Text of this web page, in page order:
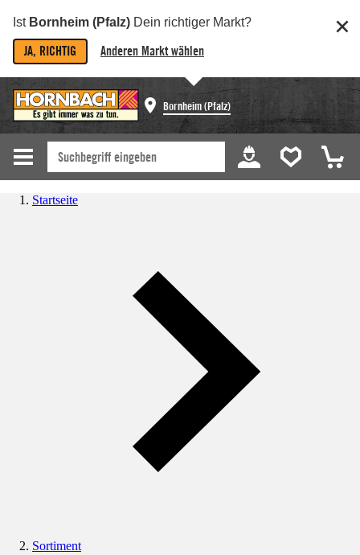
Ist Bornheim (Pfalz) Dein richtiger Markt?
JA, RICHTIG Anderen Markt wählen
Bornheim (Pfalz)
Startseite
Sortiment